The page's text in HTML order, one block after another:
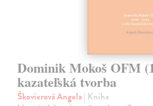
Dominik Mokoš OFM
kazateľská tvorba
Škovierová Angela| Kniha